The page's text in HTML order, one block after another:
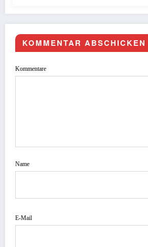
KOMMENTAR ABSCHICKEN
Kommentare
Name
E-Mail